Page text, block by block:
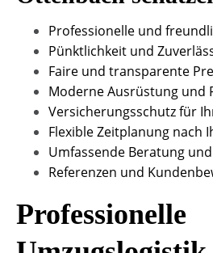
Professionelle und
Pünktlichkeit und
Faire und transparente
Moderne Ausrüstung und
Versicherungsschutz für
Flexible Zeitplanung nach
Umfassende Beratung
Referenzen und
Professionelle